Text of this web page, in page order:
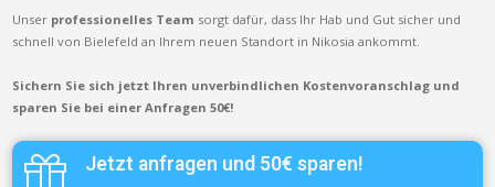
Unser professionelles Team sorgt dafür, dass Ihr Hab und Gut sicher und
schnell von Bielefeld an Ihrem neuen Standort in Nikosia ankommt.
Sichern Sie sich jetzt Ihren unverbindlichen Kostenvoranschlag und
sparen Sie bei einer Anfragen 50€!
Jetzt anfragen und 50€ sparen!